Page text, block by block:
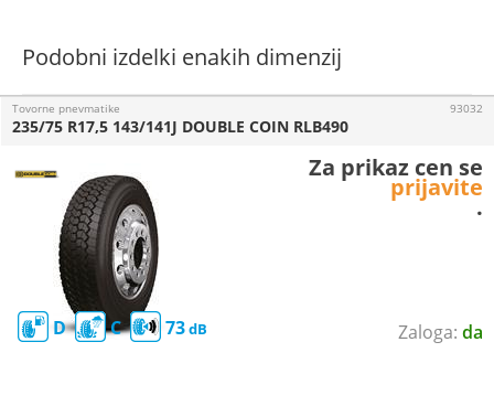
Podobni izdelki enakih dimenzij
da
Tovorne pnevmatike
D C 73
235/75 R17,5 143/141J DOUBLE COIN RLB490
93032
Za prikaz cen se
prijavite
.